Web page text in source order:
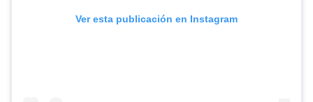
Ver esta publicación en Instagram